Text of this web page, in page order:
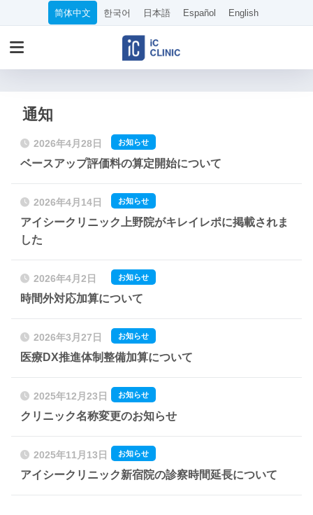
简体中文 한국어 日本語 Español English
通知
2026年4月28日
ベースアップ評価料の算定開始について
お知らせ
2026年4月14日
アイシークリニック上野院がキレイレポに掲載されま
した
お知らせ
2026年4月2日
時間外対応加算について
お知らせ
2026年3月27日
医療DX推進体制整備加算について
お知らせ
2025年12月23日
クリニック名称変更のお知らせ
お知らせ
2025年11月13日
アイシークリニック新宿院の診察時間延長について
お知らせ